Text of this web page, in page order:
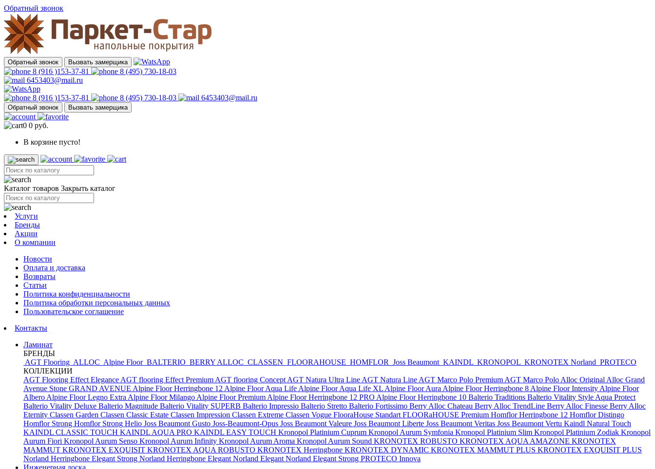
Обратный звонок
Обратный звонок Вызвать замерщика
8 (916 )153-37-81
8 (495) 730-18-03
6453403@mail.ru
8 (916 )153-37-81 8 (495) 730-18-03 6453403@mail.ru
Обратный звонок Вызвать замерщика
0 0 руб.
В корзине пусто!
Каталог товаров Закрыть каталог
Услуги
Бренды
Акции
О компании
Новости
Оплата и доставка
Возвраты
Статьи
Политика конфиденциальности
Политика обработки персональных данных
Пользовательское соглашение
Контакты
Ламинат
БРЕНДЫ
AGT Flooring ALLOC Alpine Floor BALTERIO BERRY ALLOC CLASSEN FLOORAHOUSE HOMFLOR Joss Beaumont KAINDL KRONOPOL KRONOTEX Norland PROTECO
КОЛЛЕКЦИИ
AGT Flooring Effect Elegance AGT flooring Effect Premium AGT flooring Concept AGT Natura Ultra Line AGT Natura Line AGT Marco Polo Premium AGT Marco Polo Alloc Original Alloc Grand
Avenue Stone GRAND AVENUE Alpine Floor Herringbone 12 Alpine Floor Aqua Life Alpine Floor Aqua Life XL Alpine Floor Aura Alpine Floor Herringbone 8 Alpine Floor Intensity Alpine Floor
Albero Alpine Floor Legno Extra Alpine Floor Milango Alpine Floor Premium Alpine Floor Herringbone 12 PRO Alpine Floor Herringbone 10 Balterio Traditions Balterio Vitality Style Aqua Protect
Balterio Vitality Deluxe Balterio Magnitude Balterio Vitality SUPERB Balterio Impressio Balterio Stretto Balterio Fortissimo Berry Alloc Chateau Berry Alloc TrendLine Berry Alloc Finesse Berry Alloc
Eternity Classen Garden Classen Classic Estate Classen Impression Classen Extreme Classen Vogue FlooraHouse Standart FLOORaHOUSE Premium Homflor Herringbone 12 Homflor Distingo
Homflor Strong Homflor Strong Helio Joss Beaumont Gusto Joss-Beaumont-Opus Joss Beaumont Valeure Joss Beaumont Liberte Joss Beaumont Veritas Joss Beaumont Vertu Kaindl Natural Touch
KAINDL CLASSIC TOUCH KAINDL AQUA PRO KAINDL EASY TOUCH Kronopol Platinium Cuprum Kronopol Aurum Symfonia Kronopol Platinium Slim Kronopol Platinium Zodiak Kronopol
Aurum Fiori Kronopol Aurum Senso Kronopol Aurum Infinity Kronopol Aurum Aroma Kronopol Aurum Sound KRONOTEX ROBUSTO KRONOTEX AQUA AMAZONE KRONOTEX
MAMMUT KRONOTEX EXQUISIT KRONOTEX AQUA ROBUSTO KRONOTEX Herringbone KRONOTEX DYNAMIC KRONOTEX MAMMUT PLUS KRONOTEX EXQUISIT PLUS
Norland Herringbone Elegant Strong Norland Herringbone Elegant Norland Elegant Norland Elegant Strong PROTECO Innova
Инженерная доска